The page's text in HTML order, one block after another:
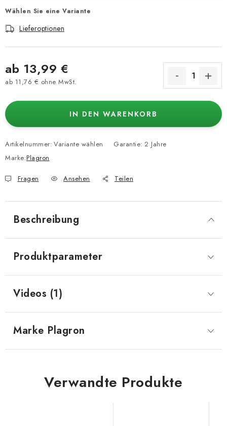
Wählen Sie eine Variante
Lieferoptionen
ab 13,99 €
ab 11,76 € ohne MwSt.
IN DEN WARENKORB
Artikelnummer: Variante wählen
Marke:Plagron
Garantie: 2 Jahre
Fragen Ansehen Teilen
Beschreibung
Produktparameter
Videos (1)
Marke Plagron
Verwandte Produkte